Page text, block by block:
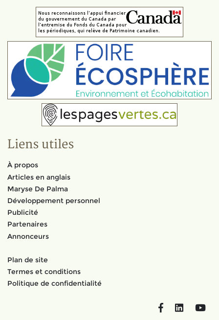
Liens utiles
À propos
Articles en anglais
Maryse De Palma
Développement personnel
Publicité
Partenaires
Annonceurs
Plan de site
Termes et conditions
Politique de confidentialité
FacebookLinkedIn